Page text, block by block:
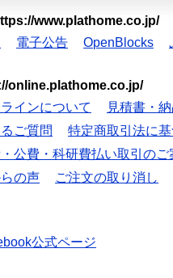
www.plathome.co.jp/
電子公告 OpenBlocks
online.plathome.co.jp/
インについて
見積書・
ご質問
特定商取引法に
公費・科研費払い取引のご
の声 ご注文の取り消し
公式ページ